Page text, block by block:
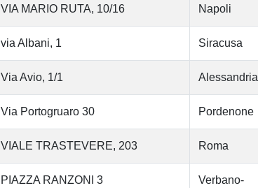
VIA MARIO RUTA, 10/16 Napoli
via Albani, 1 Siracusa
Via Avio, 1/1 Alessandria
Via Portogruaro 30 Pordenone
VIALE TRASTEVERE, 203 Roma
PIAZZA RANZONI 3
Verbano-